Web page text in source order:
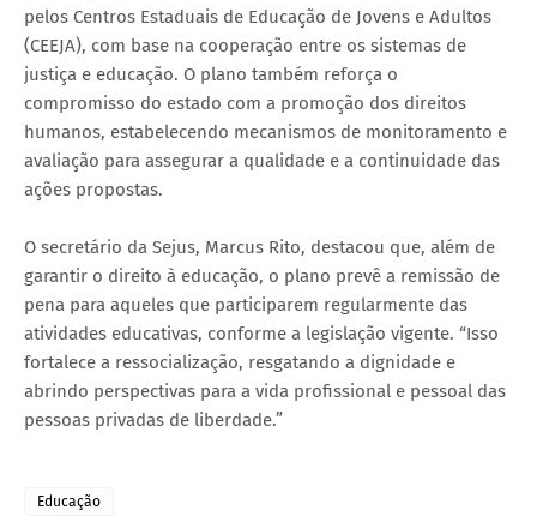
pelos Centros Estaduais de Educação de Jovens e Adultos
(CEEJA), com base na cooperação entre os sistemas de
justiça e educação. O plano também reforça o
compromisso do estado com a promoção dos direitos
humanos, estabelecendo mecanismos de monitoramento e
avaliação para assegurar a qualidade e a continuidade das
ações propostas.
O secretário da Sejus, Marcus Rito, destacou que, além de
garantir o direito à educação, o plano prevê a remissão de
pena para aqueles que participarem regularmente das
atividades educativas, conforme a legislação vigente. “Isso
fortalece a ressocialização, resgatando a dignidade e
abrindo perspectivas para a vida profissional e pessoal das
pessoas privadas de liberdade.”
Educação